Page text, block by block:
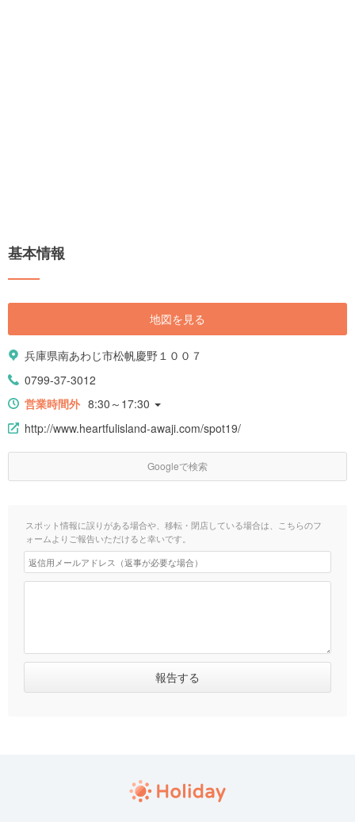
基本情報
地図を見る
兵庫県南あわじ市松帆慶野１００７
0799-37-3012
営業時間外 8:30～17:30
http://www.heartfulisland-awaji.com/spot19/
Googleで検索
スポット情報に誤りがある場合や、移転・閉店している場合は、こちらのフ
ォームよりご報告いただけると幸いです。